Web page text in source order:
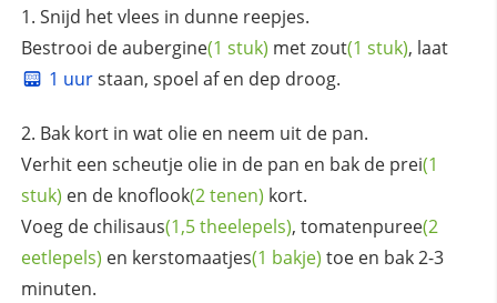
Snijd het vlees in dunne reepjes.
Bestrooi deaubergine(1 stuk) metzout(1 stuk), laat
1 uurstaan, spoel af en dep droog.
Bak kort in wat olie en neem uit de pan.
Verhit een scheutje olie in de pan en bak de prei(1
stuk) en de knoflook(2 tenen) kort.
Voeg de chilisaus(1,5 theelepels), tomatenpuree(2
eetlepels) en kerstomaatjes(1 bakje) toe en bak 2-3
minuten.